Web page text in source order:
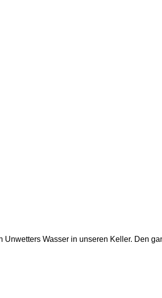
Wasser in unseren Keller. Den